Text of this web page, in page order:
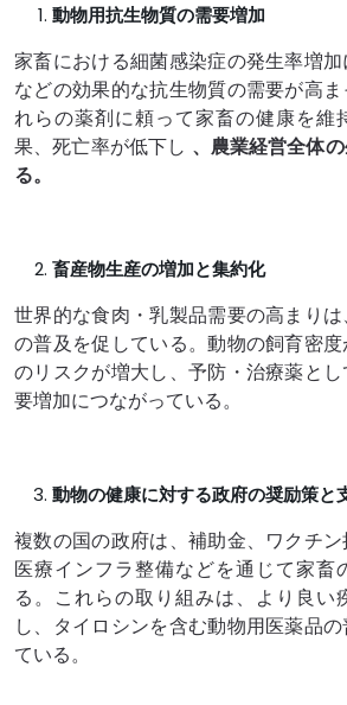
動物用抗生物質の需要増加
家畜における細菌感染症の発生率増
などの効果的な抗生物質の需要が高ま
れらの薬剤に頼って家畜の健康を維
果、死亡率が低下し 、農業経営全体
る。
畜産物生産の増加と集約化
世界的な食肉・乳製品需要の高まり
の普及を促している。動物の飼育密
のリスクが増大し、予防・治療薬と
要増加につながっている。
動物の健康に対する政府の奨励策と
複数の国の政府は、補助金、ワクチ
医療インフラ整備などを通じて家畜
る。これらの取り組みは、より良い
し、タイロシンを含む動物用医薬品
ている。